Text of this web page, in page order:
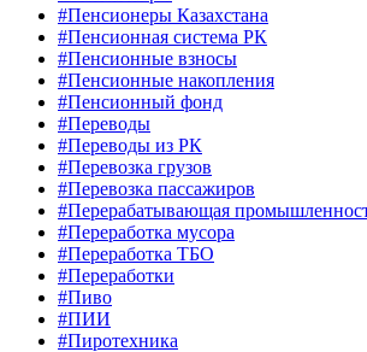
#Пенсионеры Казахстана
#Пенсионная система РК
#Пенсионные взносы
#Пенсионные накопления
#Пенсионный фонд
#Переводы
#Переводы из РК
#Перевозка грузов
#Перевозка пассажиров
#Перерабатывающая
#Переработка мусора
#Переработка ТБО
#Переработки
#Пиво
#ПИИ
#Пиротехника